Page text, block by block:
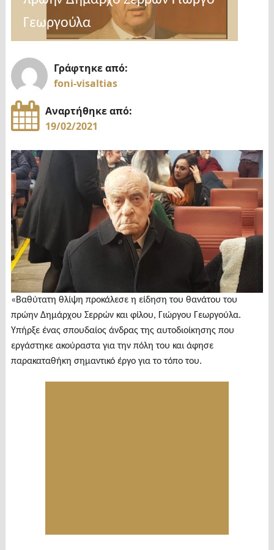
Γεωργούλα
Γράφτηκε από:
foni-visaltias
Αναρτήθηκε από:
19/02/2021
«Βαθύτατη θλίψη προκάλεσε η είδηση του θανάτου του
πρώην Δημάρχου Σερρών και φίλου, Γιώργου Γεωργούλα.
Υπήρξε ένας σπουδαίος άνδρας της αυτοδιοίκησης που
εργάστηκε ακούραστα για την πόλη του και άφησε
παρακαταθήκη σημαντικό έργο για το τόπο του.